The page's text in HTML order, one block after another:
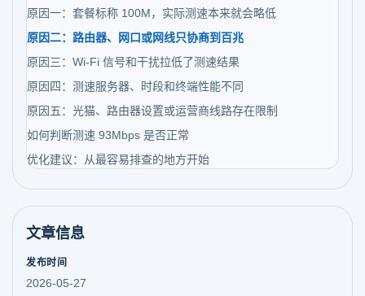
原因一：套餐标称 100M，实际测速本来就会略低
原因二：路由器、网口或网线只协商到百兆
原因三：Wi-Fi 信号和干扰拉低了测速结果
原因四：测速服务器、时段和终端性能不同
原因五：光猫、路由器设置或运营商线路存在限制
如何判断测速 93Mbps 是否正常
优化建议：从最容易排查的地方开始
文章信息
发布时间
2026-05-27